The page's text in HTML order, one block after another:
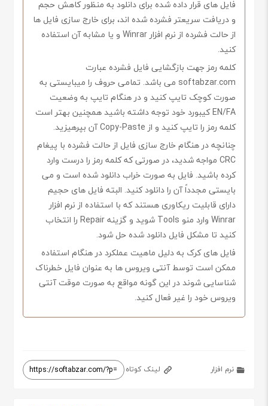
فایل های قرار داده شده برای دانلود به منظور کاهش حجم
و دریافت سریعتر فشرده شده اند، برای خارج سازی فایل ها
از حالت فشرده از نرم افزار Winrar و یا مشابه آن استفاده
کنید.
کلمه رمز جهت بازگشایی فایل فشرده عبارت
softabzar.com می باشد. تمامی حروف را میبایستی به
صورت کوچک تایپ کنید و در هنگام تایپ به وضعیت
EN/FA کیبورد خود توجه داشته باشید همچنین بهتر است
کلمه رمز را تایپ کنید و از Copy-Paste آن بپرهیزید.
چنانچه در هنگام خارج سازی فایل از حالت فشرده با پیغام
CRC مواجه شدید، در صورتی که کلمه رمز را درست وارد
کرده باشید. فایل به صورت خراب دانلود شده است و می
بایستی مجدداً آن را دانلود کنید. البته فایل های حجیم
دارای قابلیت ریکاوری هستند که با استفاده از نرم افزار
Winrar وارد منو Tools شوید و گزینه Repair را انتخاب
کنید تا مشکل فایل دانلود شده حل شود.
فایل های کرک به دلیل ماهیت عملکرد در هنگام استفاده
ممکن است توسط آنتی ویروس ها به عنوان فایل خطرناک
شناسایی شوند در این گونه مواقع به صورت موقت آنتی
ویروس خود را غیر فعال کنید.
نرم افزار لینک کوتاه